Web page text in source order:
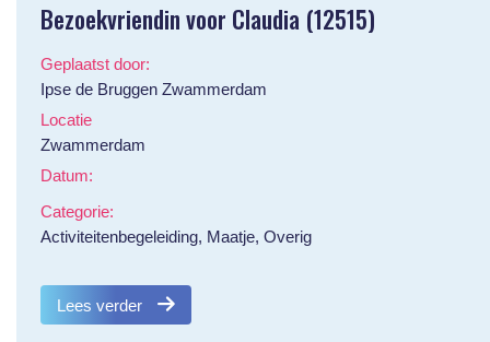
Bezoekvriendin voor Claudia (12515)
Geplaatst door:
Ipse de Bruggen Zwammerdam
Locatie
Zwammerdam
Datum:
Categorie:
Activiteitenbegeleiding, Maatje, Overig
Lees verder